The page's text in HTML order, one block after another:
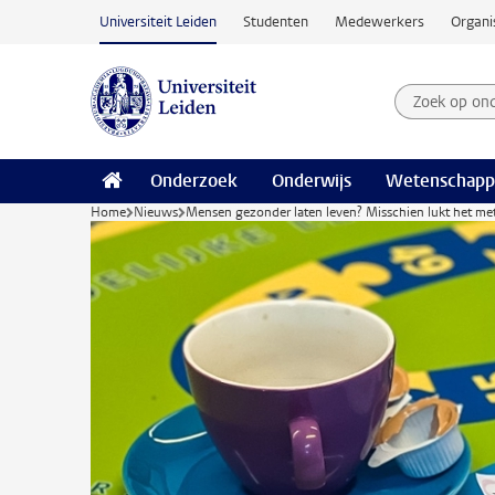
Ga naar hoofdinhoud
Universiteit Leiden Studenten Medewerkers
Zoek op
Zoekterm
Onderzoek Onderwijs
Home Nieuws Mensen gezonder laten leven? Misschien lukt het